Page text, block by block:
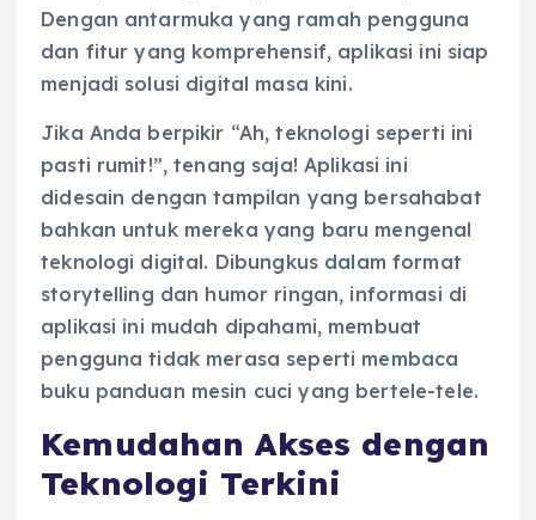
Dengan antarmuka yang ramah pengguna
dan fitur yang komprehensif, aplikasi ini siap
menjadi solusi digital masa kini.
Jika Anda berpikir “Ah, teknologi seperti ini
pasti rumit!”, tenang saja! Aplikasi ini
didesain dengan tampilan yang bersahabat
bahkan untuk mereka yang baru mengenal
teknologi digital. Dibungkus dalam format
storytelling dan humor ringan, informasi di
aplikasi ini mudah dipahami, membuat
pengguna tidak merasa seperti membaca
buku panduan mesin cuci yang bertele-tele.
Kemudahan Akses dengan
Teknologi Terkini